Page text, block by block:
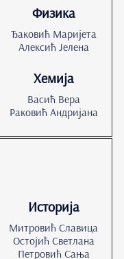
Физика
Ђаковић Маријета
Алексић Јелена
Хемија
Васић Вера
Раковић Андријана
Историја
Митровић Славица
Остојић Светлана
Петровић Сaња